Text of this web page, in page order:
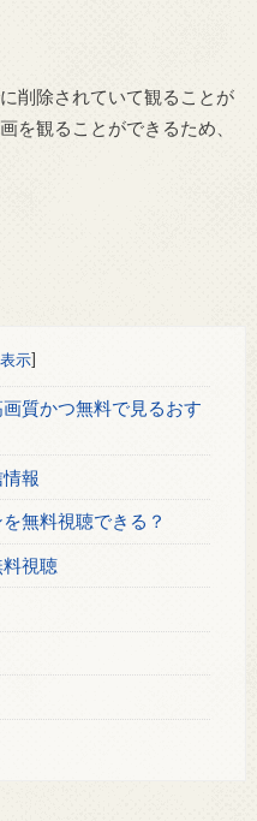
削除されていて観ることが
を観ることができるため、
示]
質かつ無料で見るおす
報
無料視聴できる？
視聴